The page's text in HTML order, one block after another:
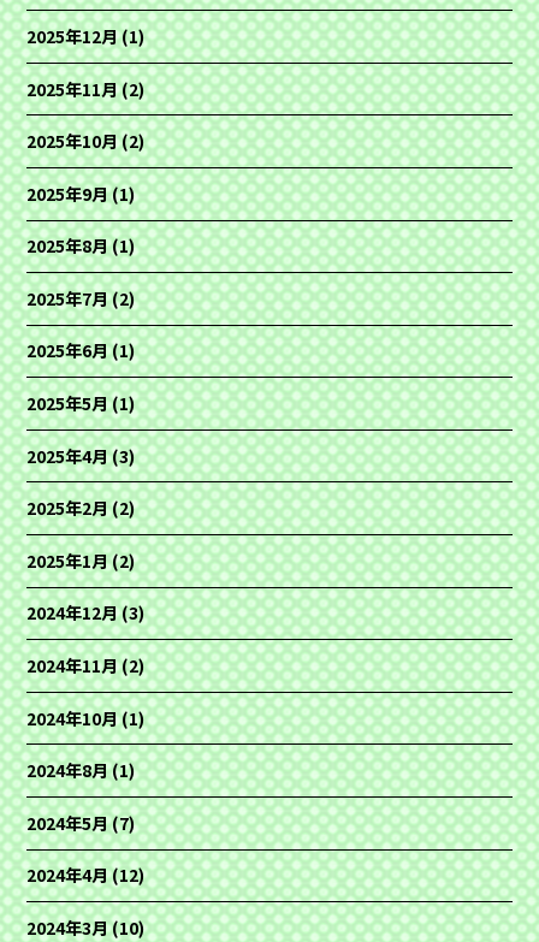
2025年12月(1)
2025年11月(2)
2025年10月(2)
2025年9月(1)
2025年8月(1)
2025年7月(2)
2025年6月(1)
2025年5月(1)
2025年4月(3)
2025年2月(2)
2025年1月(2)
2024年12月(3)
2024年11月(2)
2024年10月(1)
2024年8月(1)
2024年5月(7)
2024年4月(12)
2024年3月(10)